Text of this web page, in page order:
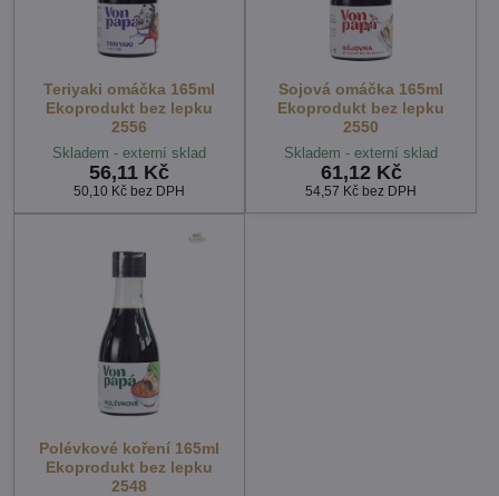
Teriyaki omáčka 165ml
Ekoprodukt bez lepku
2556
Skladem - externí sklad
56,11 Kč
50,10 Kč bez DPH
Sojová omáčka 165ml
Ekoprodukt bez lepku
2550
Skladem - externí sklad
61,12 Kč
54,57 Kč bez DPH
Polévkové koření 165ml
Ekoprodukt bez lepku
2548